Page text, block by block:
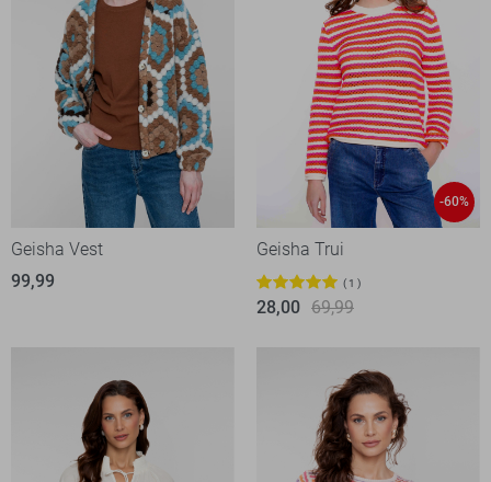
Geisha Vest
99,99
-60%
Geisha Trui
1
28,00 69,99